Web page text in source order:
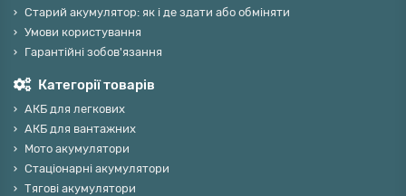
Старий акумулятор: як і де здати або обміняти
Умови користування
Гарантійні зобов'язання
Категорії товарів
АКБ для легкових
АКБ для вантажних
Мото акумулятори
Стаціонарні акумулятори
Тягові акумулятори